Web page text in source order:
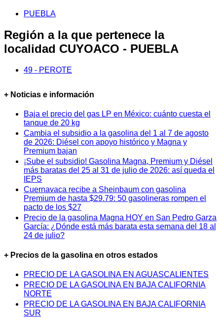
PUEBLA
Región a la que pertenece la
localidad CUYOACO - PUEBLA
49 - PEROTE
+ Noticias e información
Baja el precio del gas LP en México: cuánto cuesta el
tanque de 20 kg
Cambia el subsidio a la gasolina del 1 al 7 de agosto
de 2026: Diésel con apoyo histórico y Magna y
Premium bajan
¡Sube el subsidio! Gasolina Magna, Premium y Diésel
más baratas del 25 al 31 de julio de 2026: así queda el
IEPS
Cuernavaca recibe a Sheinbaum con gasolina
Premium de hasta $29.79: 50 gasolineras rompen el
pacto de los $27
Precio de la gasolina Magna HOY en San Pedro Garza
García: ¿Dónde está más barata esta semana del 18 al
24 de julio?
+ Precios de la gasolina en otros estados
PRECIO DE LA GASOLINA EN AGUASCALIENTES
PRECIO DE LA GASOLINA EN BAJA CALIFORNIA
NORTE
PRECIO DE LA GASOLINA EN BAJA CALIFORNIA
SUR